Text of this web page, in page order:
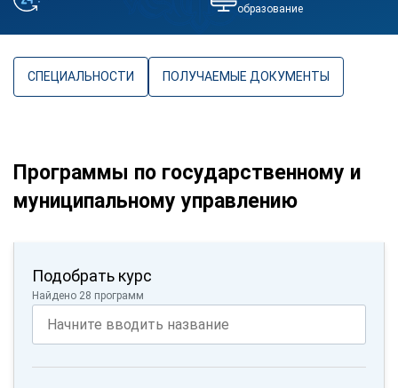
образование
СПЕЦИАЛЬНОСТИ ПОЛУЧАЕМЫЕ ДОКУМЕНТЫ
Программы по государственному и
муниципальному управлению
Подобрать курс
Найдено 28 программ